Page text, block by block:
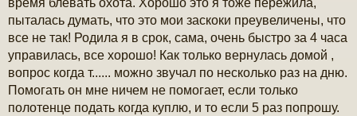
время блевать охота. Хорошо это я тоже пережила,
пыталась думать, что это мои заскоки преувеличены, что
все не так! Родила я в срок, сама, очень быстро за 4 часа
управилась, все хорошо! Как только вернулась домой ,
вопрос когда т...... можно звучал по несколько раз на дню.
Помогать он мне ничем не помогает, если только
полотенце подать когда куплю, и то если 5 раз попрошу.